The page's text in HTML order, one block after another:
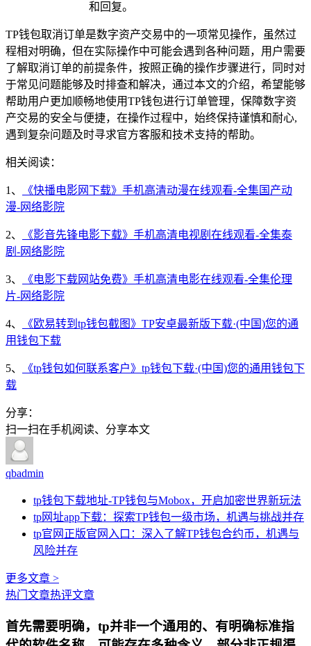
和回复。
TP钱包取消订单是数字资产交易中的一项常见操作，虽然过
程相对明确，但在实际操作中可能会遇到各种问题，用户需要
了解取消订单的前提条件，按照正确的操作步骤进行，同时对
于常见问题能够及时排查和解决，通过本文的介绍，希望能够
帮助用户更加顺畅地使用TP钱包进行订单管理，保障数字资
产交易的安全与便捷，在操作过程中，始终保持谨慎和耐心,
遇到复杂问题及时寻求官方客服和技术支持的帮助。
相关阅读：
1、
《快播电影网下载》手机高清动漫在线观看-全集国产动
漫-网络影院
2、
《影音先锋电影下载》手机高清电视剧在线观看-全集泰
剧-网络影院
3、
《电影下载网站免费》手机高清电影在线观看-全集伦理
片-网络影院
4、
《欧易转到tp钱包截图》TP安卓最新版下载·(中国)您的通
用钱包下载
5、
《tp钱包如何联系客户》tp钱包下载·(中国)您的通用钱包下
载
分享：
扫一扫在手机阅读、分享本文
qbadmin
tp钱包下载地址-TP钱包与Mobox，开启加密世界新玩法
tp网址app下载：探索TP钱包一级市场，机遇与挑战并存
tp官网正版官网入口：深入了解TP钱包合约币，机遇与
风险并存
更多文章 >
热门文章热评文章
首先需要明确，tp并非一个通用的、有明确标准指